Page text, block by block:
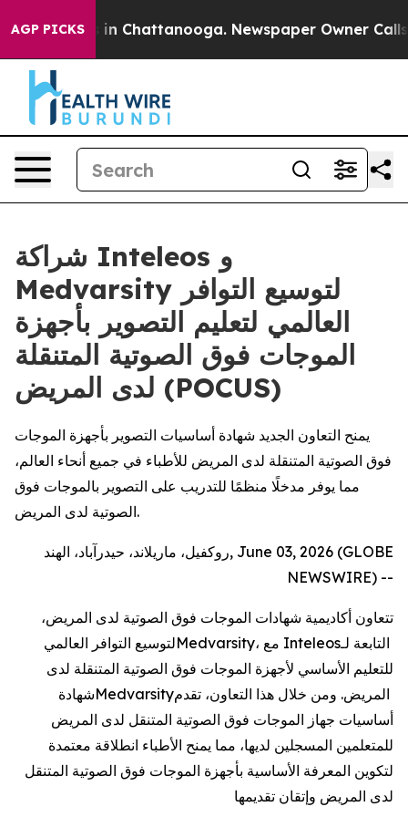
AGP PICKS
Chaos in Chattanooga. Newspaper Owner Calls
شراكة Inteleos و
Medvarsity لتوسيع التوافر
العالمي لتعليم التصوير بأجهزة
الموجات فوق الصوتية المتنقلة
لدى المريض (POCUS)
يمنح التعاون الجديد شهادة أساسيات التصوير بأجهزة الموجات
فوق الصوتية المتنقلة لدى المريض للأطباء في جميع أنحاء العالم،
مما يوفر مدخلًا منظمًا للتدريب على التصوير بالموجات فوق
الصوتية لدى المريض.
روكفيل، ماريلاند، حيدرآباد، الهند, June 03, 2026 (GLOBE
NEWSWIRE) --
تتعاون أكاديمية شهادات الموجات فوق الصوتية لدى المريض،
Inteleos
Medvarsity
للتعليم الأساسي لأجهزة الموجات فوق الصوتية المتنقلة لدى
Medvarsity
أساسيات جهاز الموجات فوق الصوتية المتنقل لدى المريض
للمتعلمين المسجلين لديها، مما يمنح الأطباء انطلاقة معتمدة
لتكوين المعرفة الأساسية بأجهزة الموجات فوق الصوتية المتنقل
لدى المريض وإتقان تقديمها